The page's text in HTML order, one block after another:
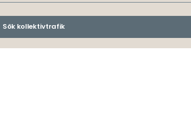
Sök kollektivtrafik